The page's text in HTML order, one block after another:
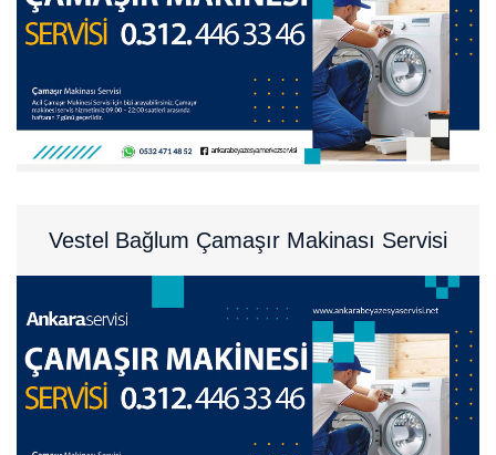
Vestel Bağlum Çamaşır Makinası Servisi